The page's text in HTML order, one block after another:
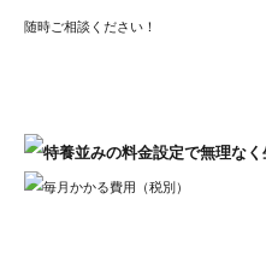
随時ご相談ください！